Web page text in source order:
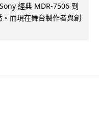
經典 MDR-7506 到
而現在舞台製作者與創